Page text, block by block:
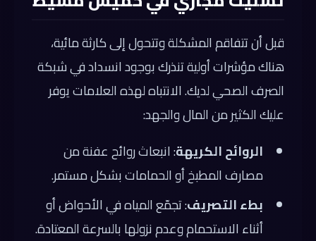
قبل أن تتفاقم المشكلة وتتحول إلى كارثة مائية،
هناك مؤشرات أولية تنذرك بوجود انسداد في شبكة
الصرف الصحي لديك. الانتباه لهذه العلامات يوفر
عليك الكثير من المال والجهد:
الروائح الكريهة: انبعاث روائح عفنة من
مصارف المطبخ أو الحمامات بشكل مستمر.
بطء التصريف: تجمّع المياه في الأحواض أو
أثناء الاستحمام وعدم نزولها بالسرعة المعتادة.